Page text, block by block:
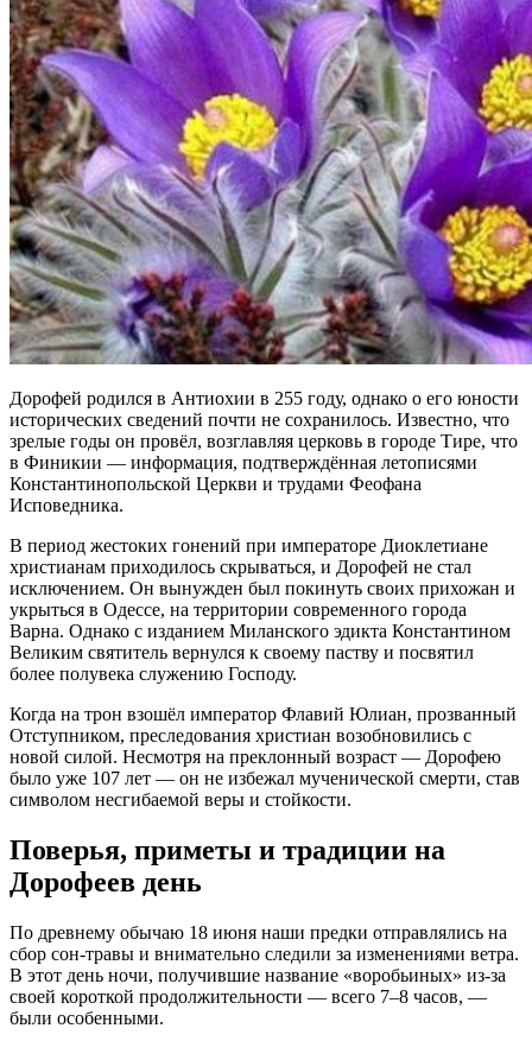
Дорофей родился в Антиохии в 255 году, однако о его юности
исторических сведений почти не сохранилось. Известно, что
зрелые годы он провёл, возглавляя церковь в городе Тире, что
в Финикии — информация, подтверждённая летописями
Константинопольской Церкви и трудами Феофана
Исповедника.
В период жестоких гонений при императоре Диоклетиане
христианам приходилось скрываться, и Дорофей не стал
исключением. Он вынужден был покинуть своих прихожан и
укрыться в Одессе, на территории современного города
Варна. Однако с изданием Миланского эдикта Константином
Великим святитель вернулся к своему паству и посвятил
более полувека служению Господу.
Когда на трон взошёл император Флавий Юлиан, прозванный
Отступником, преследования христиан возобновились с
новой силой. Несмотря на преклонный возраст — Дорофею
было уже 107 лет — он не избежал мученической смерти, став
символом несгибаемой веры и стойкости.
Поверья, приметы и традиции на
Дорофеев день
По древнему обычаю 18 июня наши предки отправлялись на
сбор сон-травы и внимательно следили за изменениями ветра.
В этот день ночи, получившие название «воробьиных» из-за
своей короткой продолжительности — всего 7–8 часов, —
были особенными.